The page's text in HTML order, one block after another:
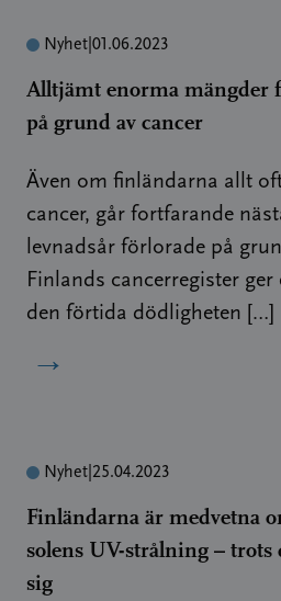
Nyhet 01.06.2023
Alltjämt enorma mängder
på grund av cancer
Även om finländarna allt
cancer, går fortfarande
levnadsår förlorade på
Finlands cancerregister
den förtida dödligheten […]
→
Nyhet 25.04.2023
Finländarna är medvetna
solens UV-strålning –
sig